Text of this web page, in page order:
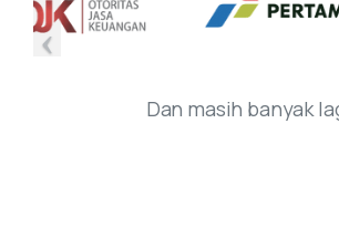
Dan masih banyak